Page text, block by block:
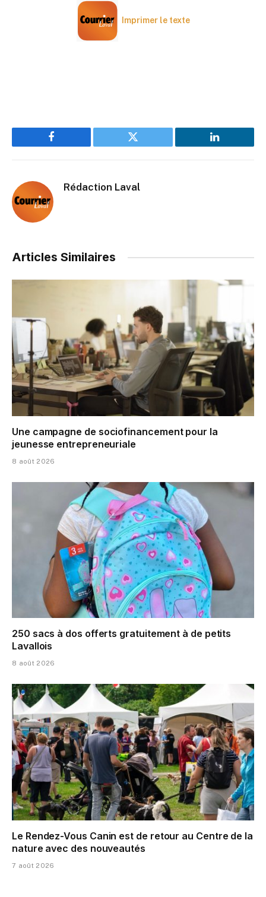
Imprimer le texte
Facebook Twitter LinkedIn
Rédaction Laval
Articles Similaires
Une campagne de sociofinancement pour la
jeunesse entrepreneuriale
8 août 2026
250 sacs à dos offerts gratuitement à de petits
Lavallois
8 août 2026
Le Rendez-Vous Canin est de retour au Centre de la
nature avec des nouveautés
7 août 2026